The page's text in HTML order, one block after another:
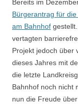
Bereits im
Bürgerantrag für
am Bahnhof
vertagten
Projekt jedoch über
dieses Jahres mit
die letzte
Bahnhof noch nicht
nun die Freude